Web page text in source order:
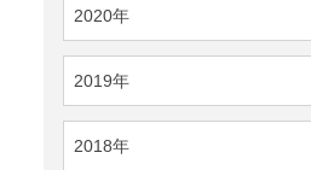
2020年
2019年
2018年